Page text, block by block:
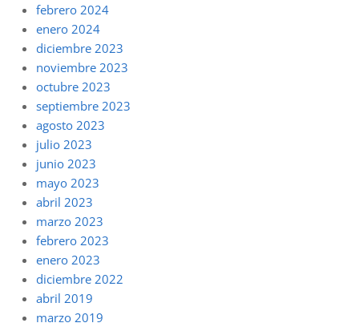
febrero 2024
enero 2024
diciembre 2023
noviembre 2023
octubre 2023
septiembre 2023
agosto 2023
julio 2023
junio 2023
mayo 2023
abril 2023
marzo 2023
febrero 2023
enero 2023
diciembre 2022
abril 2019
marzo 2019